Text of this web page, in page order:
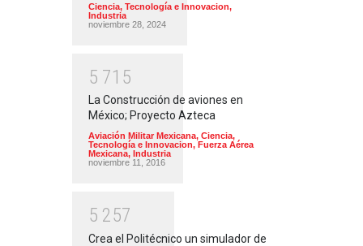
Ciencia, Tecnología e Innovacion,
Industria
noviembre 28, 2024
5 71 5
La Construcción de aviones en
México; Proyecto Azteca
Aviación Militar Mexicana, Ciencia,
Tecnología e Innovacion, Fuerza Aérea
Mexicana, Industria
noviembre 11, 2016
5 257
Crea el Politécnico un simulador de